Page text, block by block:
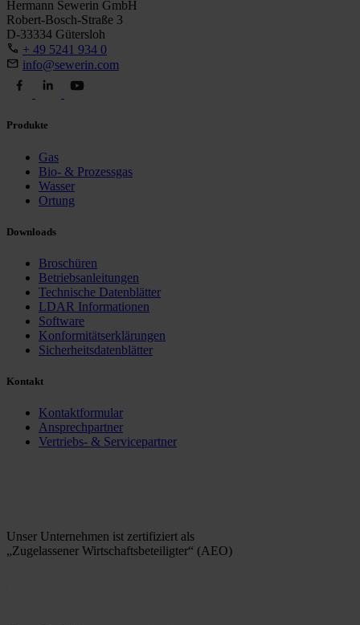
Hermann Sewerin GmbH
Robert-Bosch-Straße 3
D-33334 Gütersloh
+ 49 5241 934 0
info@sewerin.com
Produkte
Gas
Bio- & Prozessgas
Wasser
Ortung
Downloads
Broschüren
Betriebsanleitungen
Technische Datenblätter
LDAR Informationen
Software
Konformitätserklärungen
Sicherheitsdatenblätter
Kontakt
Kontaktformular
Ansprechpartner
Vertriebs- & Servicepartner
Unser Unternehmen ist zertifiziert als
„Zugelassener Wirtschaftsbeteiligter“ (AEO)